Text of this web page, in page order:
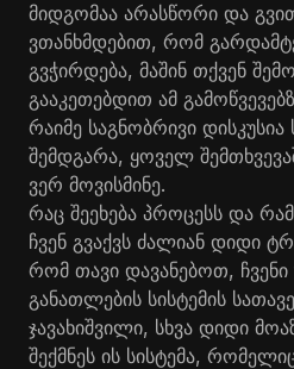
მიდგომაა არასწორი და
ვთანხმდებით, რომ
გვჭირდება, მაშინ თქვენ
გააკეთებდით ამ
რაიმე საგნობრივი
შემდგარა, ყოველ
ვერ მოვისმინე.
რაც შეეხება პროცესს და რამ
ჩვენ გვაქვს ძალიან დიდი
რომ თავი დავანებოთ,
განათლების სისტემის
ჯავახიშვილი, სხვა დიდი
შექმნეს ის სისტემა,